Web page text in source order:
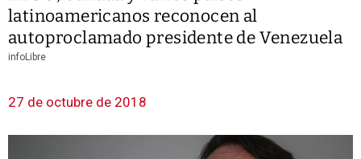
latinoamericanos reconocen al
autoproclamado presidente de Venezuela
infoLibre
27 de octubre de 2018